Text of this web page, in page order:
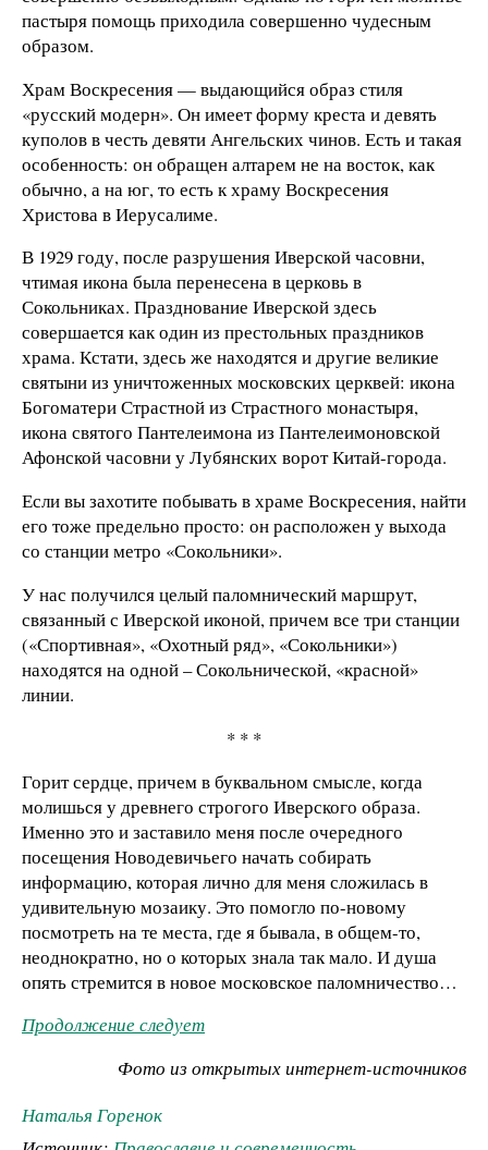
пастыря помощь приходила совершенно чудесным
образом.
Храм Воскресения — выдающийся образ стиля
«русский модерн». Он имеет форму креста и девять
куполов в честь девяти Ангельских чинов. Есть и такая
особенность: он обращен алтарем не на восток, как
обычно, а на юг, то есть к храму Воскресения
Христова в Иерусалиме.
В 1929 году, после разрушения Иверской часовни,
чтимая икона была перенесена в церковь в
Сокольниках. Празднование Иверской здесь
совершается как один из престольных праздников
храма. Кстати, здесь же находятся и другие великие
святыни из уничтоженных московских церквей: икона
Богоматери Страстной из Страстного монастыря,
икона святого Пантелеимона из Пантелеимоновской
Афонской часовни у Лубянских ворот Китай-города.
Если вы захотите побывать в храме Воскресения, найти
его тоже предельно просто: он расположен у выхода
со станции метро «Сокольники».
У нас получился целый паломнический маршрут,
связанный с Иверской иконой, причем все три станции
(«Спортивная», «Охотный ряд», «Сокольники»)
находятся на одной – Сокольнической, «красной»
линии.
* * *
Горит сердце, причем в буквальном смысле, когда
молишься у древнего строгого Иверского образа.
Именно это и заставило меня после очередного
посещения Новодевичьего начать собирать
информацию, которая лично для меня сложилась в
удивительную мозаику. Это помогло по-новому
посмотреть на те места, где я бывала, в общем-то,
неоднократно, но о которых знала так мало. И душа
опять стремится в новое московское паломничество…
Продолжение следует
Фото из открытых интернет-источников
Наталья Горенок